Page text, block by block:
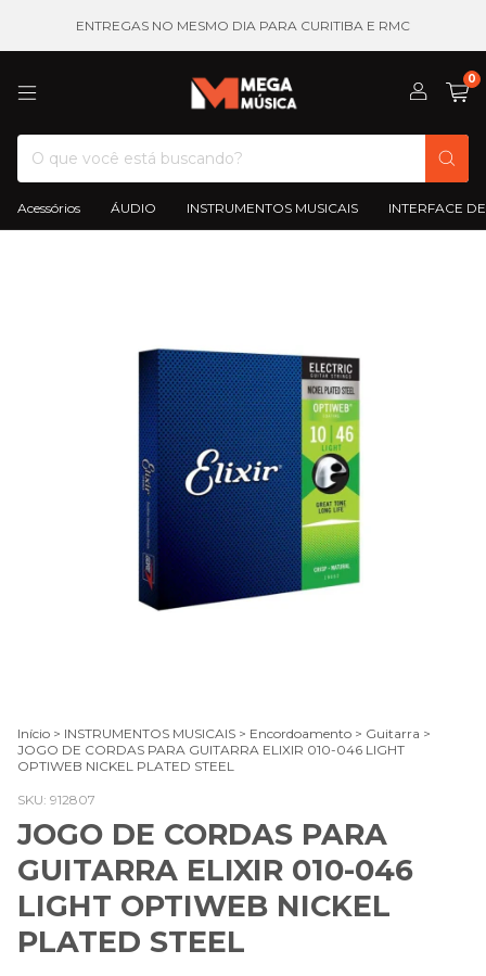
ENTREGAS NO MESMO DIA PARA CURITIBA E RMC
0
Acessórios ÁUDIO INSTRUMENTOS MUSICAIS INTERFACE
Início > INSTRUMENTOS MUSICAIS > Encordoamento > Guitarra >
JOGO DE CORDAS PARA GUITARRA ELIXIR 010-046 LIGHT
OPTIWEB NICKEL PLATED STEEL
SKU: 912807
JOGO DE CORDAS PARA
GUITARRA ELIXIR 010-046
LIGHT OPTIWEB NICKEL
PLATED STEEL